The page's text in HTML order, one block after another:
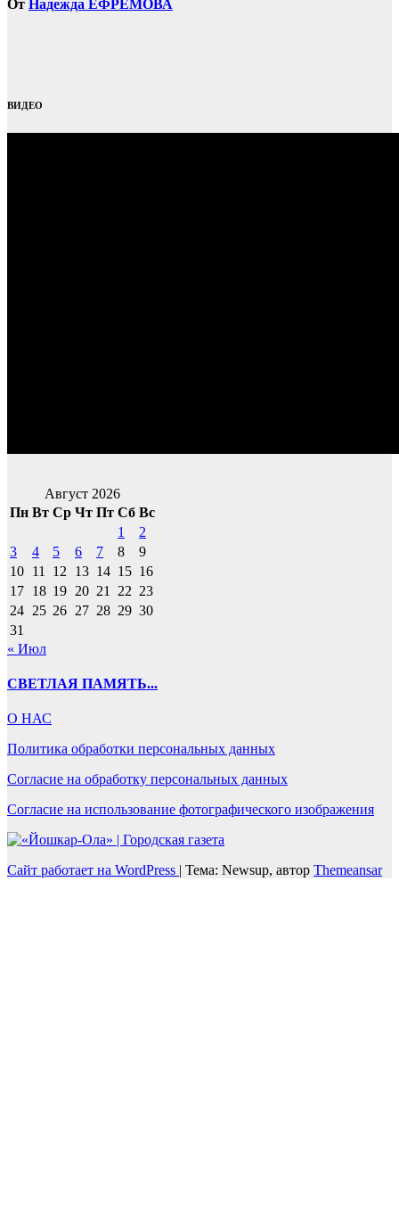
От Надежда ЕФРЕМОВА
ВИДЕО
Август 2026
Пн Вт Ср Чт Пт Сб Вс
1
2
3
4 5 6 7 8
9
10 11 12 13 14 15 16
17 18 19 20 21 22 23
24 25 26 27 28 29 30
31
« Июл
СВЕТЛАЯ ПАМЯТЬ...
О НАС
Политика обработки персональных данных
Согласие на обработку персональных данных
Согласие на использование фотографического изображения
Сайт работает на WordPress | Тема: Newsup, автор Themeansar